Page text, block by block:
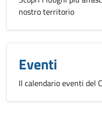
nostro territorio
Eventi
Il calendario eventi del